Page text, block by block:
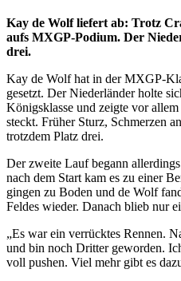
Kay de Wolf liefert ab: Trotz
aufs MXGP-Podium. Der
drei.
Kay de Wolf hat in der MXGP-
gesetzt. Der Niederländer holte
Königsklasse und zeigte vor
steckt. Früher Sturz, Schmerzen
trotzdem Platz drei.
Der zweite Lauf begann
nach dem Start kam es zu einer
gingen zu Boden und de Wolf
Feldes wieder. Danach blieb nur
„Es war ein verrücktes Rennen.
und bin noch Dritter geworden.
voll pushen. Viel mehr gibt es